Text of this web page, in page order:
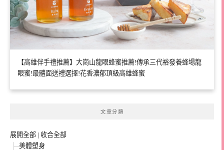
【高雄伴手禮推薦】大崗山龍眼蜂蜜推薦!傳承三代裕發養蜂場龍
眼蜜!最體面送禮選擇!花香濃郁頂級高雄蜂蜜
文章分類
展開全部 | 收合全部
美體塑身